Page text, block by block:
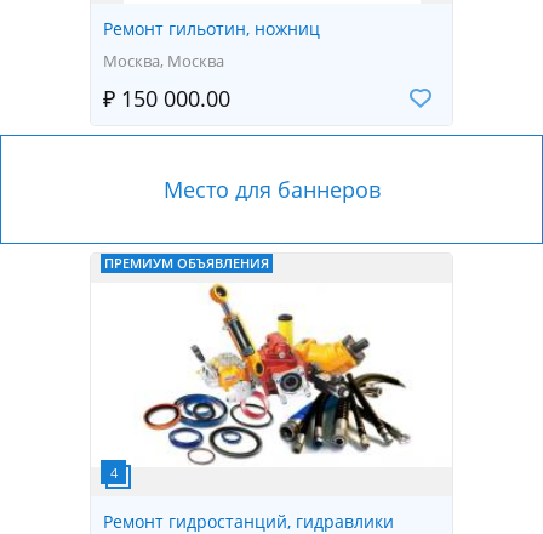
Ремонт гильотин, ножниц
Москва, Москва
₽ 150 000.00
Место для баннеров
ПРЕМИУМ ОБЪЯВЛЕНИЯ
Ремонт гидростанций, гидравлики